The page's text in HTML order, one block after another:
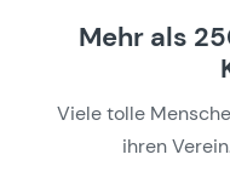
Mehr als
Viele tolle
ihren